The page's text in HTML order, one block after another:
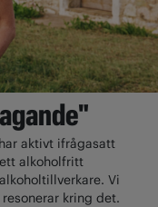
aktivt ifrågasatt
alkoholfritt
Vi
kring det.